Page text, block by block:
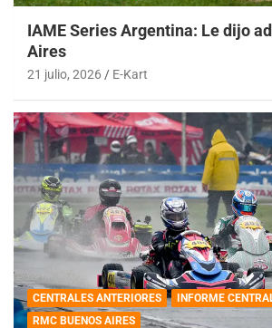
IAME Series Argentina: Le dijo
Aires
21 julio, 2026 E-Kart
CENTRALES ANTERIORES
INFORME
RMC BUENOS AIRES